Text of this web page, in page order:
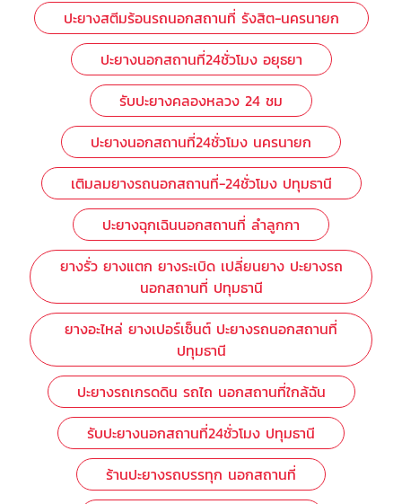
ปะยางสตีมร้อนรถนอกสถานที่ รังสิต-นครนายก
ปะยางนอกสถานที่24ชั่วโมง อยุธยา
รับปะยางคลองหลวง 24 ชม
ปะยางนอกสถานที่24ชั่วโมง นครนายก
เติมลมยางรถนอกสถานที่-24ชั่วโมง ปทุมธานี
ปะยางฉุกเฉินนอกสถานที่ ลำลูกกา
ยางรั่ว ยางแตก ยางระเบิด เปลี่ยนยาง ปะยางรถ
นอกสถานที่ ปทุมธานี
ยางอะไหล่ ยางเปอร์เซ็นต์ ปะยางรถนอกสถานที่
ปทุมธานี
ปะยางรถเกรดดิน รถไถ นอกสถานที่ใกล้ฉัน
รับปะยางนอกสถานที่24ชั่วโมง ปทุมธานี
ร้านปะยางรถบรรทุก นอกสถานที่